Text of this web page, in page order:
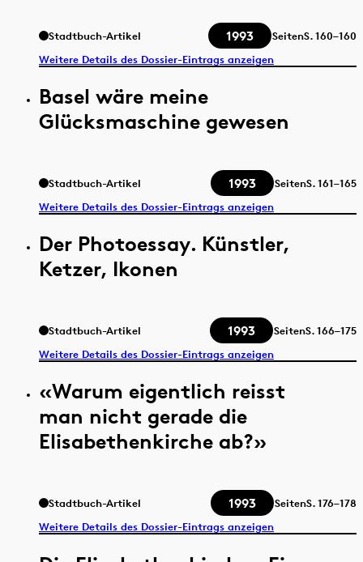
Stadtbuch-Artikel 1993 SeitenS.160–160
Weitere Details des Dossier-Eintrags anzeigen
Basel wäre meine
Glücksmaschine gewesen
Stadtbuch-Artikel 1993 SeitenS.161–165
Weitere Details des Dossier-Eintrags anzeigen
Der Photoessay. Künstler,
Ketzer, Ikonen
Stadtbuch-Artikel 1993 SeitenS.166–175
Weitere Details des Dossier-Eintrags anzeigen
«Warum eigentlich reisst
man nicht gerade die
Elisabethenkirche ab?»
Stadtbuch-Artikel 1993 SeitenS.176–178
Weitere Details des Dossier-Eintrags anzeigen